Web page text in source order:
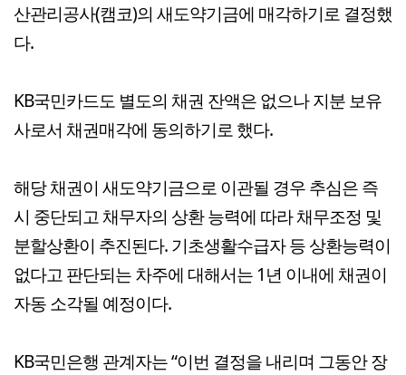
산관리공사(캠코)의 새도약기금에 매각하기로 결정했
다.
KB국민카드도 별도의 채권 잔액은 없으나 지분 보유
사로서 채권매각에 동의하기로 했다.
해당 채권이 새도약기금으로 이관될 경우 추심은 즉
시 중단되고 채무자의 상환 능력에 따라 채무조정 및
분할상환이 추진된다. 기초생활수급자 등 상환능력이
없다고 판단되는 차주에 대해서는 1년 이내에 채권이
자동 소각될 예정이다.
KB국민은행 관계자는 “이번 결정을 내리며 그동안 장